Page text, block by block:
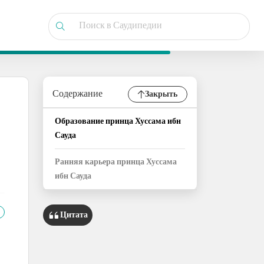
Содержание Закрыть
Образование принца Хуссама ибн
Сауда
Ранняя карьера принца Хуссама
ибн Сауда
Цитата